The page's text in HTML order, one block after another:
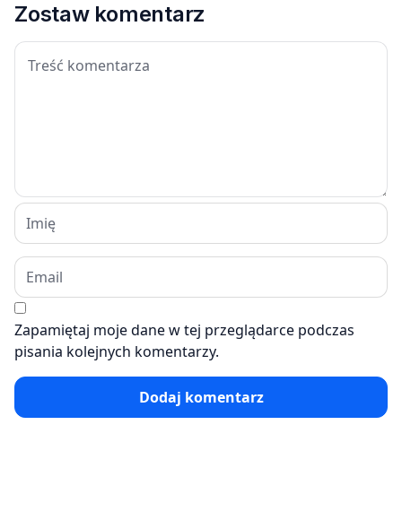
Zostaw komentarz
Zapamiętaj moje dane w tej przeglądarce podczas
pisania kolejnych komentarzy.
Dodaj komentarz